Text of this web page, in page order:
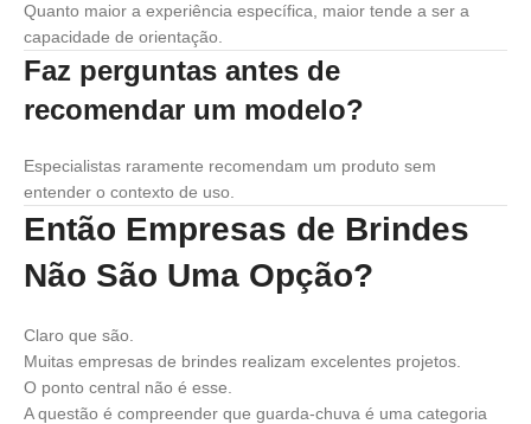
Quanto maior a experiência específica, maior tende a ser a
capacidade de orientação.
Faz perguntas antes de
recomendar um modelo?
Especialistas raramente recomendam um produto sem
entender o contexto de uso.
Então Empresas de Brindes
Não São Uma Opção?
Claro que são.
Muitas empresas de brindes realizam excelentes projetos.
O ponto central não é esse.
A questão é compreender que guarda-chuva é uma categoria